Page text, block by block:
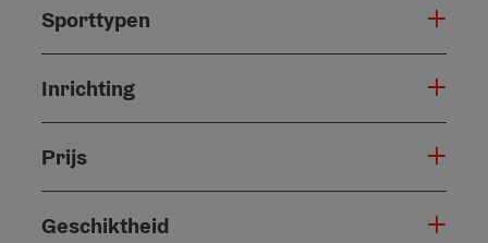
Sporttypen
Inrichting
Prijs
Geschiktheid